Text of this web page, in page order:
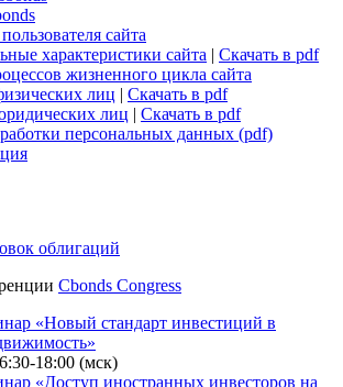
проведения платежей
сайта
характеристики сайта|Скачать в pdf
жизненного цикла сайта
лиц
облигаций
Cbonds Congress